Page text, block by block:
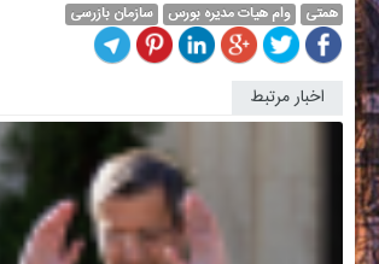
همتی وام هیات مدیره بورس سازمان بازرسی
اخبار مرتبط